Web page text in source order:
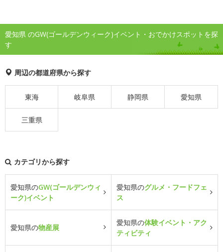
愛知県 のGW(ゴールデンウィーク)イベント・おでかけスポットを探
す
周辺の都道府県から探す
東海 岐阜県 静岡県 愛知県
三重県
カテゴリから探す
愛知県のGW(ゴールデンウィ
ーク)イベント
愛知県のグルメ・フードフェ
ス
愛知県の物産展
愛知県の体験イベント・アク
ティビティ